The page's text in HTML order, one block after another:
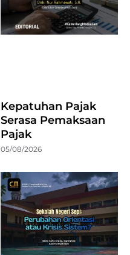
Kepatuhan Pajak
Serasa Pemaksaan
Pajak
05/08/2026